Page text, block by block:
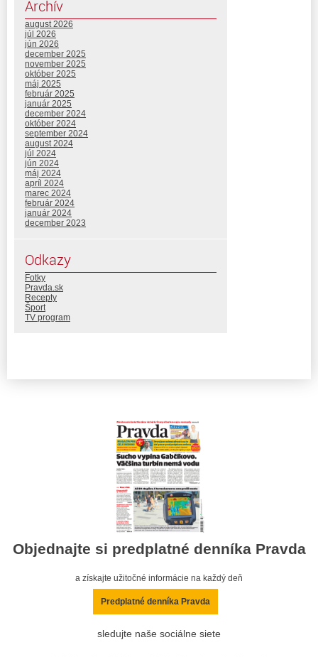
Archív
august 2026
júl 2026
jún 2026
december 2025
november 2025
október 2025
máj 2025
február 2025
január 2025
december 2024
október 2024
september 2024
august 2024
júl 2024
jún 2024
máj 2024
apríl 2024
marec 2024
február 2024
január 2024
december 2023
Odkazy
Fotky
Pravda.sk
Recepty
Šport
TV program
Objednajte si predplatné denníka Pravda
a získajte užitočné informácie na každý deň
Predplatné denníka Pravda
sledujte naše sociálne siete